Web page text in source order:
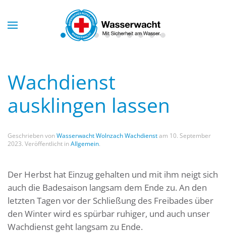
Skip to main content
Wachdienst
ausklingen lassen
Geschrieben vonWasserwacht Wolnzach Wachdienstam 10. September
2023. Veröffentlicht inAllgemein.
Der Herbst hat Einzug gehalten und mit ihm neigt sich
auch die Badesaison langsam dem Ende zu. An den
letzten Tagen vor der Schließung des Freibades über
den Winter wird es spürbar ruhiger, und auch unser
Wachdienst geht langsam zu Ende.